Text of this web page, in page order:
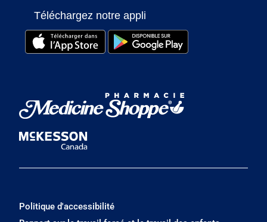
Téléchargez notre appli
Politique d'accessibilité